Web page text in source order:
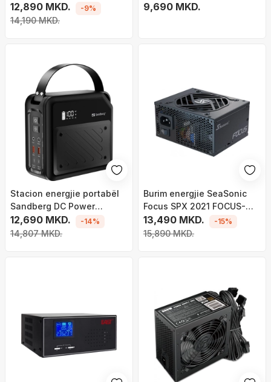
sinusoide e pastër, me
ekran LCD
12,890 MKD.
14,190 MKD.
-9%
LFP4, inverter 12V 230V,
9,690 MKD.
Stacion energjie portabël
Sandberg DC Power
Station 72000, 72000 mAh,
dalje DC të shumëfishta, i
12,690 MKD.
14,807 MKD.
-14%
Burim energjie SeaSonic
Focus SPX 2021 FOCUS-
SPX-750 SFX, 750W
13,490 MKD.
15,890 MKD.
-15%